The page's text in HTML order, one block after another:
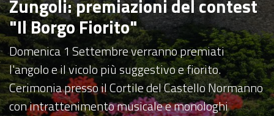
Zungoli: premiazioni del contest
"Il Borgo Fiorito"
Domenica 1 Settembre verranno premiati
l'angolo e il vicolo più suggestivo e fiorito.
Cerimonia presso il Cortile del Castello Normanno
con intrattenimento musicale e monologhi